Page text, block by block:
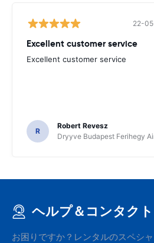
22-
Excellent customer service
Excellent customer service
R
Robert Revesz
Dryyve Budapest Ferihegy
ヘルプ＆コンタクト
お困りですか？レンタルのスペシャ